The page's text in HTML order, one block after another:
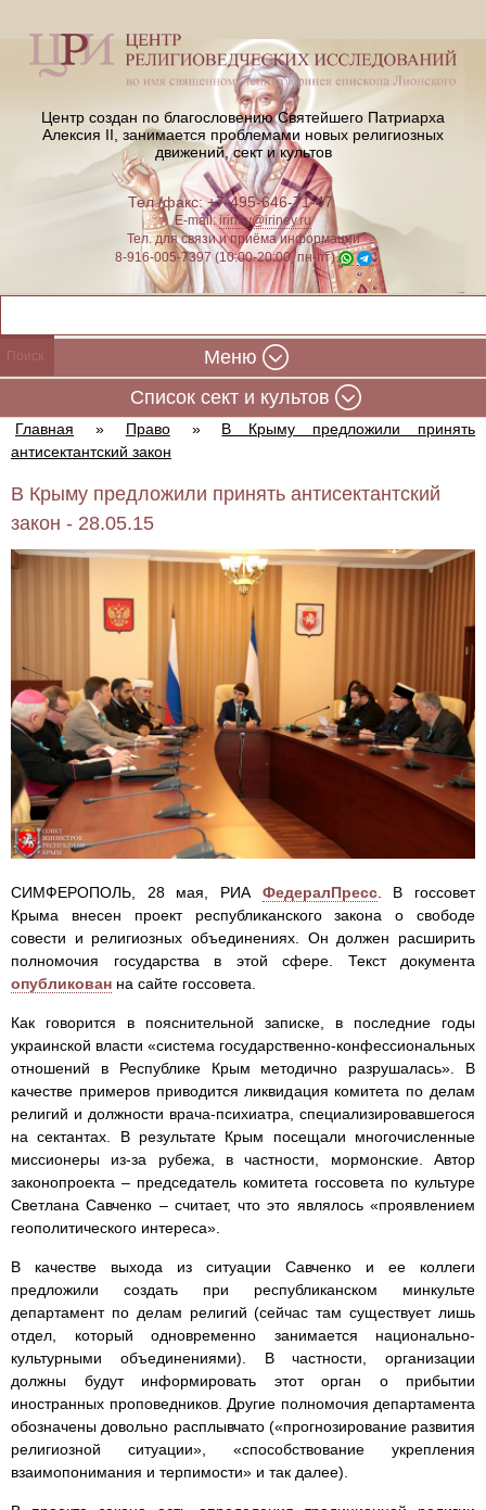
Центр создан по благословению Святейшего Патриарха
Алексия II, занимается проблемами новых религиозных
движений, сект и культов
Тел./факс: +7-495-646-71-47
E-mail:iriney@iriney.ru
Тел. для связи и приёма информации
8-916-005-7397 (10:00-20:00, пн-пт)
Меню
Cписок сект и культов
Главная » Право »
В Крыму предложили принять
антисектантский закон
В Крыму предложили принять антисектантский
закон - 28.05.15
СИМФЕРОПОЛЬ, 28 мая, РИА ФедералПресс. В госсовет
Крыма внесен проект республиканского закона о свободе
совести и религиозных объединениях. Он должен расширить
полномочия государства в этой сфере. Текст документа
опубликован на сайте госсовета.
Как говорится в пояснительной записке, в последние годы
украинской власти «система государственно-конфессиональных
отношений в Республике Крым методично разрушалась». В
качестве примеров приводится ликвидация комитета по делам
религий и должности врача-психиатра, специализировавшегося
на сектантах. В результате Крым посещали многочисленные
миссионеры из-за рубежа, в частности, мормонские. Автор
законопроекта – председатель комитета госсовета по культуре
Светлана Савченко – считает, что это являлось «проявлением
геополитического интереса».
В качестве выхода из ситуации Савченко и ее коллеги
предложили создать при республиканском минкульте
департамент по делам религий (сейчас там существует лишь
отдел, который одновременно занимается национально-
культурными объединениями). В частности, организации
должны будут информировать этот орган о прибытии
иностранных проповедников. Другие полномочия департамента
обозначены довольно расплывчато («прогнозирование развития
религиозной ситуации», «способствование укрепления
взаимопонимания и терпимости» и так далее).